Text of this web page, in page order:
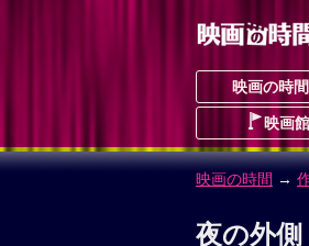
映画の時
映画
映画の時間 →
夜の外